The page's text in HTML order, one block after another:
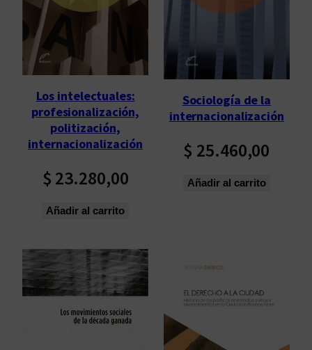
Los intelectuales:
profesionalización,
politización,
internacionalización
$ 23.280,00
Añadir al carrito
Sociología de la
internacionalización
$ 25.460,00
Añadir al carrito